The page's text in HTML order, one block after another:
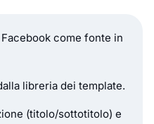
come fonte in
libreria dei template.
(titolo/sottotitolo) e